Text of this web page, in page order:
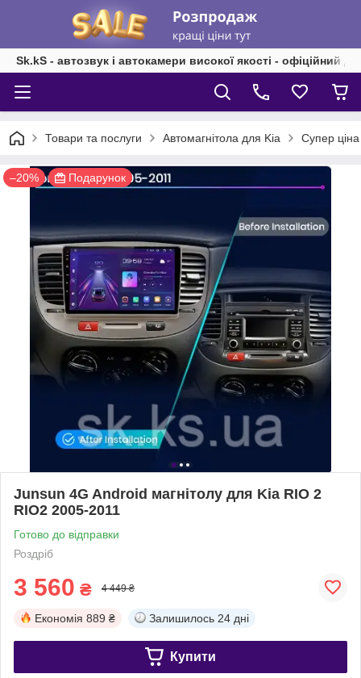
Sk.kS - автозвук і автокамери високої якості - офіційний
Товари та послуги Автомагнітола для Kia Супер
–20% Подарунок
Junsun 4G Android магнітолу для Kia RIO 2
RIO2 2005-2011
Готово до відправки
Роздріб
3 560 ₴ 4 449 ₴
Економія 889 ₴ Залишилось 24 дні
Купити